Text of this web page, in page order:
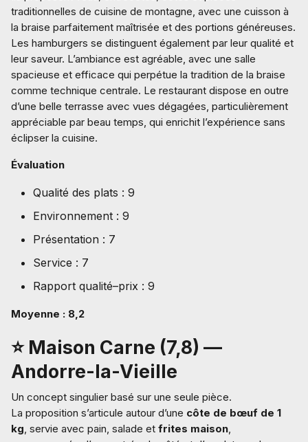
traditionnelles de cuisine de montagne, avec une cuisson à
la braise parfaitement maîtrisée et des portions généreuses.
Les hamburgers se distinguent également par leur qualité et
leur saveur. L’ambiance est agréable, avec une salle
spacieuse et efficace qui perpétue la tradition de la braise
comme technique centrale. Le restaurant dispose en outre
d’une belle terrasse avec vues dégagées, particulièrement
appréciable par beau temps, qui enrichit l’expérience sans
éclipser la cuisine.
Évaluation
Qualité des plats : 9
Environnement : 9
Présentation : 7
Service : 7
Rapport qualité–prix : 9
Moyenne : 8,2
⭐ Maison Carne (7,8) —
Andorre-la-Vieille
Un concept singulier basé sur une seule pièce.
La proposition s’articule autour d’une côte de bœuf de 1
kg, servie avec pain, salade et frites maison,